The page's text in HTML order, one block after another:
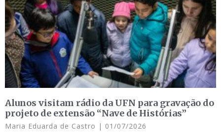
Alunos visitam rádio da UFN para gravação do
projeto de extensão “Nave de Histórias”
Maria Eduarda de Castro 01/07/2026